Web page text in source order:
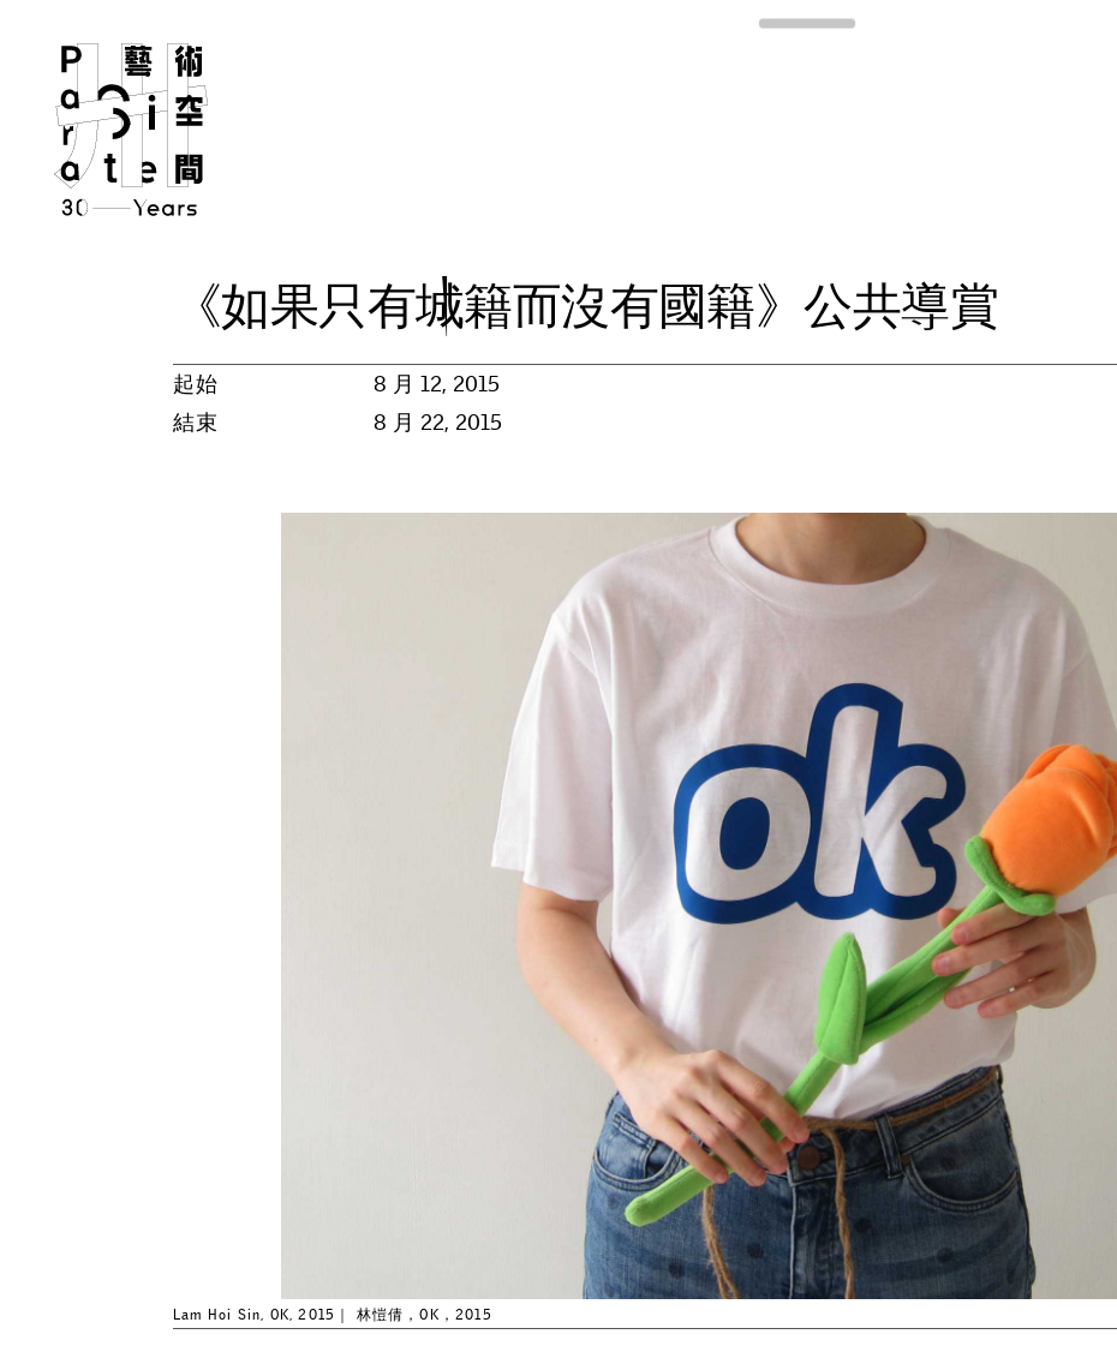
《如果只有城籍而沒有國籍》公共導賞
起始
8 月 12, 2015
結束
8 月 22, 2015
Lam Hoi Sin, OK, 2015｜ 林愷倩，OK，2015